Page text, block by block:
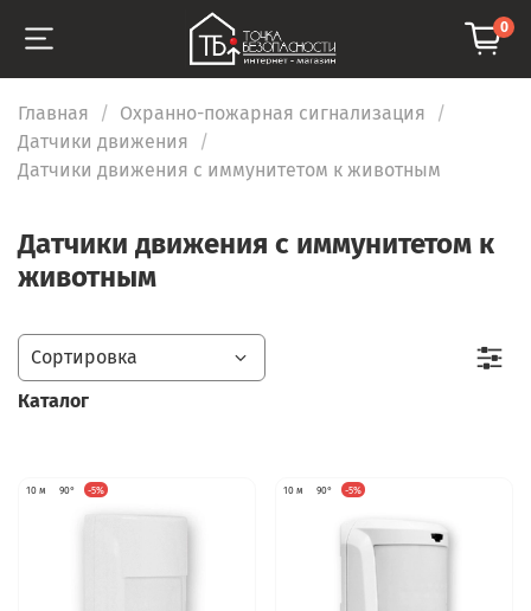
0
Главная
Охранно-пожарная сигнализация
Датчики движения
Датчики движения с иммунитетом к животным
Датчики движения с иммунитетом к
животным
10 м 90° -5% 10 м 90° -5%
Каталог